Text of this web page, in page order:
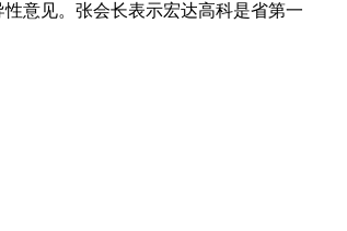
意见。张会长表示宏达高科是省第一